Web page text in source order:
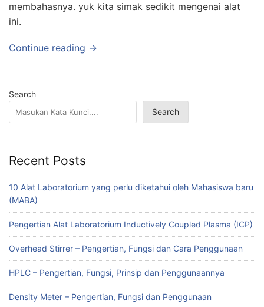
membahasnya. yuk kita simak sedikit mengenai alat
ini.
Continue reading →
Search
Search
Recent Posts
10 Alat Laboratorium yang perlu diketahui oleh Mahasiswa baru
(MABA)
Pengertian Alat Laboratorium Inductively Coupled Plasma (ICP)
Overhead Stirrer – Pengertian, Fungsi dan Cara Penggunaan
HPLC – Pengertian, Fungsi, Prinsip dan Penggunaannya
Density Meter – Pengertian, Fungsi dan Penggunaan